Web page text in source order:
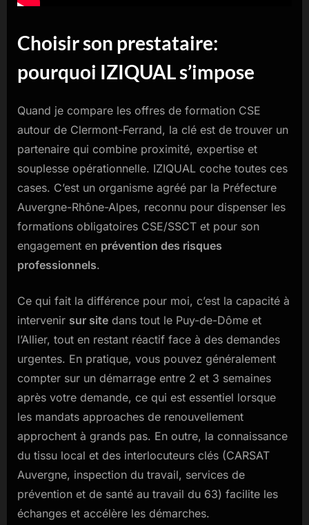
Choisir son prestataire:
pourquoi IZIQUAL s’impose
Quand je compare les offres de formation CSE
autour de Clermont-Ferrand, la clé est de trouver un
partenaire qui combine proximité, expertise et
souplesse opérationnelle. IZIQUAL coche toutes ces
cases. C’est un organisme agréé par la Préfecture
Auvergne-Rhône-Alpes, reconnu pour dispenser les
formations obligatoires CSE/SSCT et pour son
engagement en prévention des risques
professionnels.
Ce qui fait la différence pour moi, c’est la capacité à
intervenir sur site dans tout le Puy-de-Dôme et
l’Allier, tout en restant réactif face à des demandes
urgentes. En pratique, vous pouvez généralement
compter sur un démarrage entre 2 et 3 semaines
après votre demande, ce qui est essentiel lorsque
les mandats approaches de renouvellement
approchent à grands pas. En outre, la connaissance
du tissu local et des interlocuteurs clés (CARSAT
Auvergne, inspection du travail, services de
prévention et de santé au travail du 63) facilite les
échanges et accélère les démarches.